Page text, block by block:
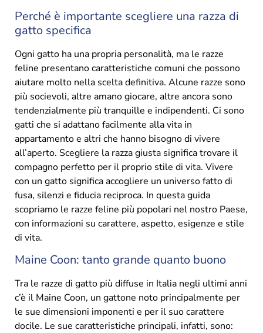
Perché è importante scegliere una razza di
gatto specifica
Ogni gatto ha una propria personalità, ma le razze
feline presentano caratteristiche comuni che possono
aiutare molto nella scelta definitiva. Alcune razze sono
più socievoli, altre amano giocare, altre ancora sono
tendenzialmente più tranquille e indipendenti. Ci sono
gatti che si adattano facilmente alla vita in
appartamento e altri che hanno bisogno di vivere
all’aperto. Scegliere la razza giusta significa trovare il
compagno perfetto per il proprio stile di vita. Vivere
con un gatto significa accogliere un universo fatto di
fusa, silenzi e fiducia reciproca. In questa guida
scopriamo le razze feline più popolari nel nostro Paese,
con informazioni su carattere, aspetto, esigenze e stile
di vita.
Maine Coon: tanto grande quanto buono
Tra le razze di gatto più diffuse in Italia negli ultimi anni
c’è il Maine Coon, un gattone noto principalmente per
le sue dimensioni imponenti e per il suo carattere
docile. Le sue caratteristiche principali, infatti, sono: